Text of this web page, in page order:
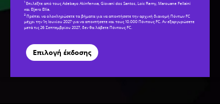
1 Επιλέξτε από τους Adebayo Akinfenwa, Giovani dos Santos, Loic Remy, Marouane Fellaini
και Eljero Ellia.
2 Πρέπει να ολοκληρώσετε τα βήματα για να αποκτήσετε την αρχική διανομή Πόντων FC
μέχρι την 1η Ιουνίου 2027 για να αποκτήσετε και τους 10.000 Πόντους FC. Αν εξαργυρώσετε
μετά τις 26 Σεπτεμβρίου 2027, δεν θα λάβετε Πόντους FC.
Επιλογή έκδοσης